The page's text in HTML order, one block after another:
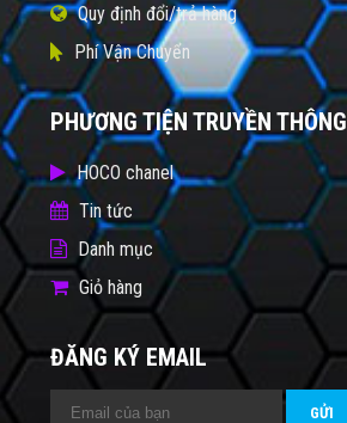
Quy định đổi/trả hàng
Phí Vận Chuyển
PHƯƠNG TIỆN TRUYỀN THÔNG
HOCO chanel
Tin tức
Danh mục
Giỏ hàng
ĐĂNG KÝ EMAIL